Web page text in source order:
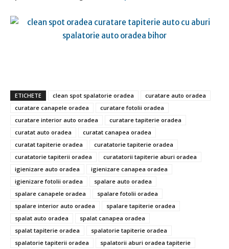
ETICHETE clean spot spalatorie oradea
curatare auto oradea
curatare canapele oradea
curatare fotolii oradea
curatare interior auto oradea
curatare tapiterie oradea
curatat auto oradea
curatat canapea oradea
curatat tapiterie oradea
curatatorie tapiterie oradea
curatatorie tapiterii oradea
curatatorii tapiterie aburi oradea
igienizare auto oradea
igienizare canapea oradea
igienizare fotolii oradea
spalare auto oradea
spalare canapele oradea
spalare fotolii oradea
spalare interior auto oradea
spalare tapiterie oradea
spalat auto oradea
spalat canapea oradea
spalat tapiterie oradea
spalatorie tapiterie oradea
spalatorie tapiterii oradea
spalatorii aburi oradea tapiterie